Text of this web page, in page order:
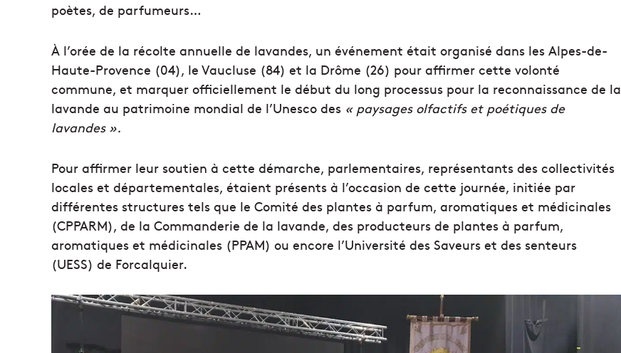
poètes, de parfumeurs…
À l’orée de la récolte annuelle de lavandes, un événement était organisé dans les Alpes-de-
Haute-Provence (04), le Vaucluse (84) et la Drôme (26) pour affirmer cette volonté
commune, et marquer officiellement le début du long processus pour la reconnaissance de la
lavande au patrimoine mondial de l’Unesco des « paysages olfactifs et poétiques de
lavandes ».
Pour affirmer leur soutien à cette démarche, parlementaires, représentants des collectivités
locales et départementales, étaient présents à l’occasion de cette journée, initiée par
différentes structures tels que le Comité des plantes à parfum, aromatiques et médicinales
(CPPARM), de la Commanderie de la lavande, des producteurs de plantes à parfum,
aromatiques et médicinales (PPAM) ou encore l’Université des Saveurs et des senteurs
(UESS) de Forcalquier.